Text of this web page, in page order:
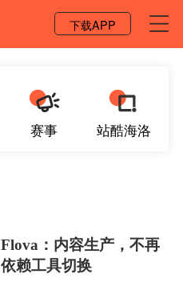
下载APP
赛事 站酷海洛
Flova：内容生产，不再
依赖工具切换